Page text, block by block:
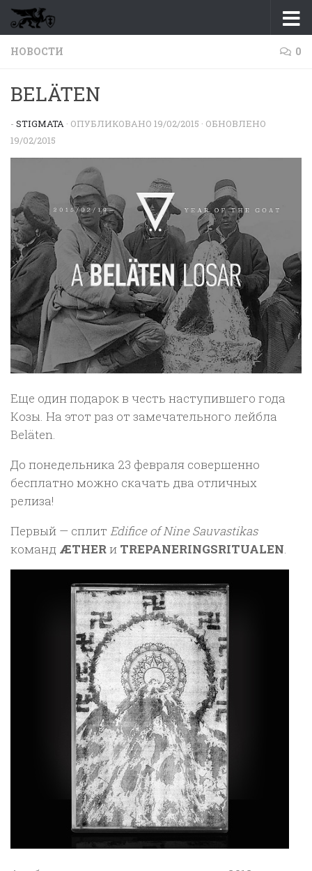
Перейти к содержимому
НОВОСТИ 0
BELÄTEN
- STIGMATA · ОПУБЛИКОВАНО 19/02/2015 · ОБНОВЛЕНО
19/02/2015
Еще один подарок в честь наступившего года
Козы. На этот раз от замечательного лейбла
Beläten.
До понедельника 23 февраля совершенно
бесплатно можно скачать два отличных
релиза!
Первый — сплит Edifice of Nine Sauvastikas
команд ÆTHERи TREPANERINGSRITUALEN.